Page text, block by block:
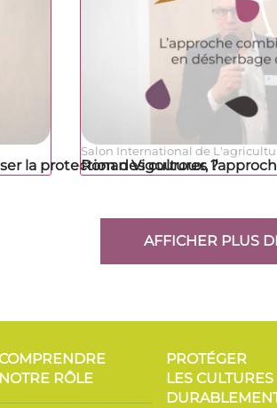
la protection des cultures ?
Salon International de
Ronan Vigouroux,
AFFICHER PLUS
NOTRE RÔLE
PROTÉGER
LES CULTURES